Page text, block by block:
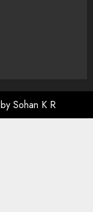
by Sohan K R